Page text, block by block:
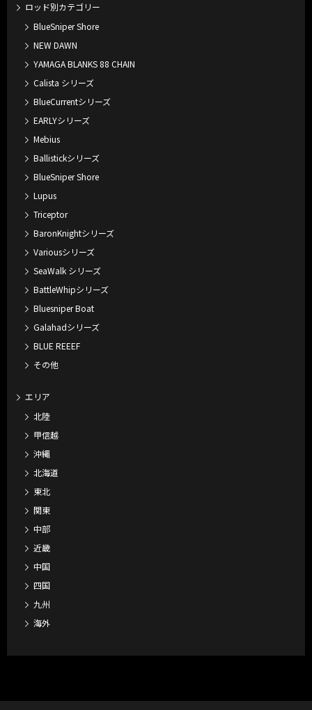
ロッド別カテゴリー
BlueSniper Shore
NEW DAWN
YAMAGA BLANKS 88 CHAIN
Calista シリーズ
BlueCurrentシリーズ
EARLYシリーズ
Mebius
Ballistickシリーズ
BlueSniper Shore
Lupus
Triceptor
BaronKnightシリーズ
Variousシリーズ
SeaWalk シリーズ
BattleWhipシリーズ
Bluesniper Boat
Galahadシリーズ
BLUE REEEF
その他
エリア
北陸
甲信越
沖縄
北海道
東北
関東
中部
近畿
中国
四国
九州
海外